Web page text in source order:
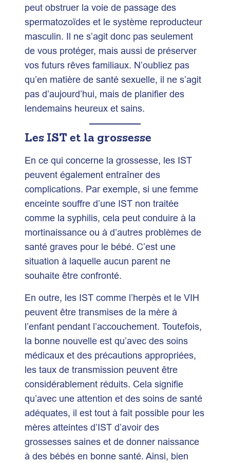
peut obstruer la voie de passage des
spermatozoïdes et le système reproducteur
masculin. Il ne s’agit donc pas seulement
de vous protéger, mais aussi de préserver
vos futurs rêves familiaux. N’oubliez pas
qu’en matière de santé sexuelle, il ne s’agit
pas d’aujourd’hui, mais de planifier des
lendemains heureux et sains.
Les IST et la grossesse
En ce qui concerne la grossesse, les IST
peuvent également entraîner des
complications. Par exemple, si une femme
enceinte souffre d’une IST non traitée
comme la syphilis, cela peut conduire à la
mortinaissance ou à d’autres problèmes de
santé graves pour le bébé. C’est une
situation à laquelle aucun parent ne
souhaite être confronté.
En outre, les IST comme l’herpès et le VIH
peuvent être transmises de la mère à
l’enfant pendant l’accouchement. Toutefois,
la bonne nouvelle est qu’avec des soins
médicaux et des précautions appropriées,
les taux de transmission peuvent être
considérablement réduits. Cela signifie
qu’avec une attention et des soins de santé
adéquates, il est tout à fait possible pour les
mères atteintes d’IST d’avoir des
grossesses saines et de donner naissance
à des bébés en bonne santé. Ainsi, bien